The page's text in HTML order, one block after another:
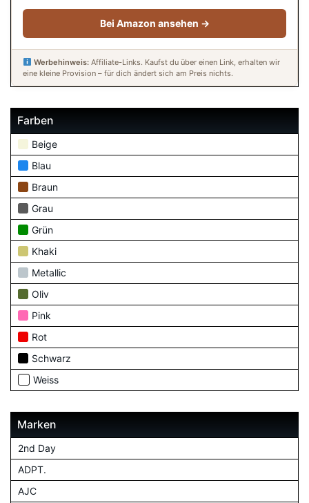
Bei Amazon ansehen →
Werbehinweis:Affiliate-Links. Kaufst du über einen Link, erhalten wir
eine kleine Provision – für dich ändert sich am Preis nichts.
Farben
Beige
Blau
Braun
Grau
Grün
Khaki
Metallic
Oliv
Pink
Rot
Schwarz
Weiss
Marken
2nd Day
ADPT.
AJC